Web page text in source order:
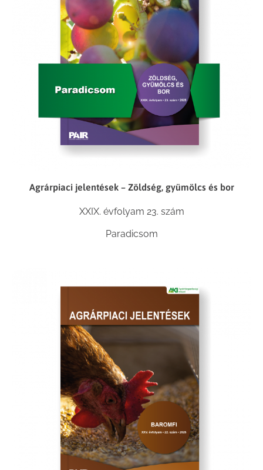
Agrárpiaci jelentések – Zöldség, gyümölcs és bor
XXIX. évfolyam 23. szám
Paradicsom